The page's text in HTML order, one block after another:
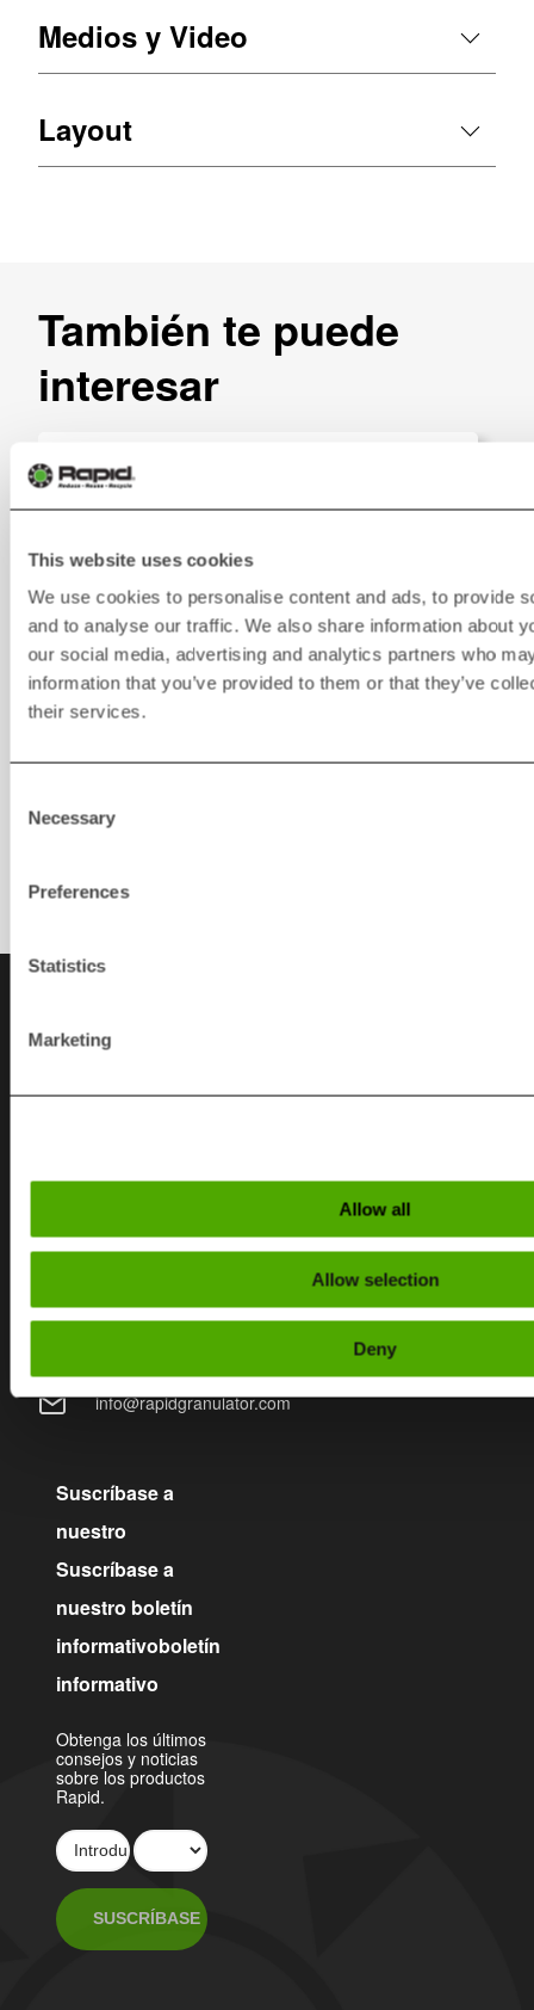
This website uses cookies
We use cookies to personalise content and ads, to provide
and to analyse our traffic. We also share information about
our social media, advertising and analytics partners who
information that you’ve provided to them or that they’ve
their services.
Selection
Necessary
Preferences
Statistics
Marketing
Allow all
Allow selection
Deny
Medios y Video
Layout
También te puede
interesar
Contacto
info@rapidgranulator.com
Suscríbase a
nuestro
Suscríbase a
nuestro boletín
informativoboletín
informativo
Obtenga los últimos
consejos y noticias
sobre los productos
Rapid.